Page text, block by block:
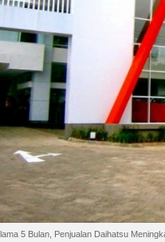
5 Bulan, Penjualan Daihatsu